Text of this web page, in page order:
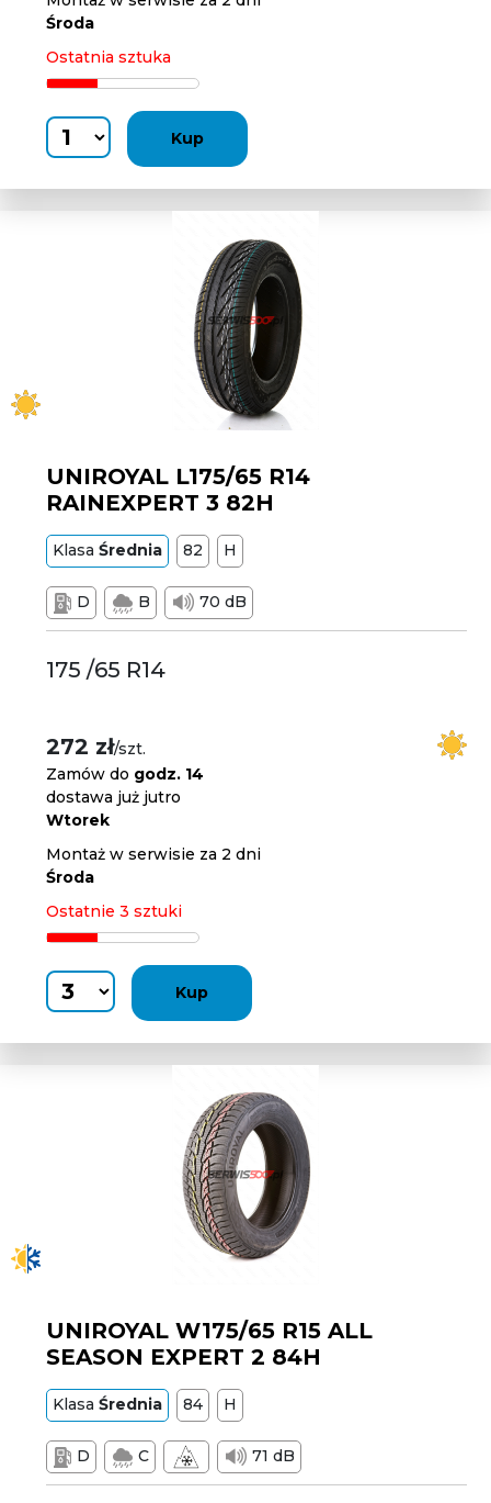
Środa
Ostatnia sztuka
Kup
UNIROYAL L175/65 R14
RAINEXPERT 3 82H
KlasaŚrednia 82 H
D B 70 dB
175 /65 R14
272 zł/szt.
Zamów do godz. 14
dostawa już jutro
Wtorek
Montaż w serwisie za 2 dni
Środa
Ostatnie 3 sztuki
Kup
UNIROYAL W175/65 R15 ALL
SEASON EXPERT 2 84H
KlasaŚrednia 84 H
D C 71 dB